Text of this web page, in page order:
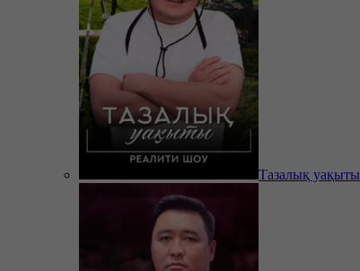
Тазалық уақыты